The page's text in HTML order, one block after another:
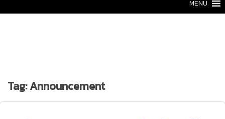
MENU
Tag:Announcement